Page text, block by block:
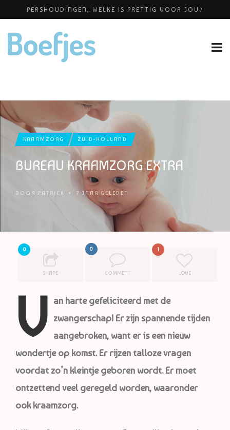
PERSHOUDINGEN, WELKE IS PRETTIG VOOR JOU?
YOGAPRAKTIJK THEA SMIT
KRAAMZORG ZUID-HOLLAND
BUREAU KRAAMZORG EXTRA
DOOR PATRICK • 7 JAAR GELEDEN
0
SHARE
0
COMMENT
1
LOVE
V an harte gefeliciteerd met de
zwangerschap! Er zijn spannende tijden
aangebroken, want er is een nieuw
wondertje op komst. Er rijzen talloze vragen
voordat zo’n kleintje geboren wordt. Er moet
ontzettend veel geregeld worden, waaronder
ook kraamzorg.